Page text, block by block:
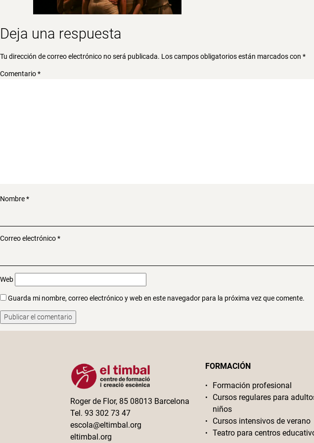
Deja una respuesta
Tu dirección de correo electrónico no será publicada. Los campos obligatorios están marcados con *
Comentario*
Nombre*
Correo electrónico*
Web
Guarda mi nombre, correo electrónico y web en este navegador para la próxima vez que comente.
Roger de Flor, 85 08013 Barcelona
Tel. 93 302 73 47
escola@eltimbal.org
eltimbal.org
FORMACIÓN
Formación profesional
Cursos regulares para
niños
Cursos intensivos de verano
Teatro para centros